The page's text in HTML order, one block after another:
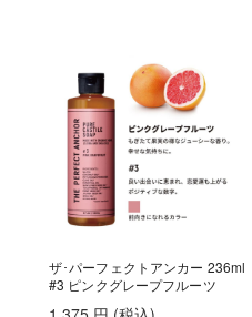
ザ･パーフェクトアンカー 236ml
#3 ピンクグレープフルーツ